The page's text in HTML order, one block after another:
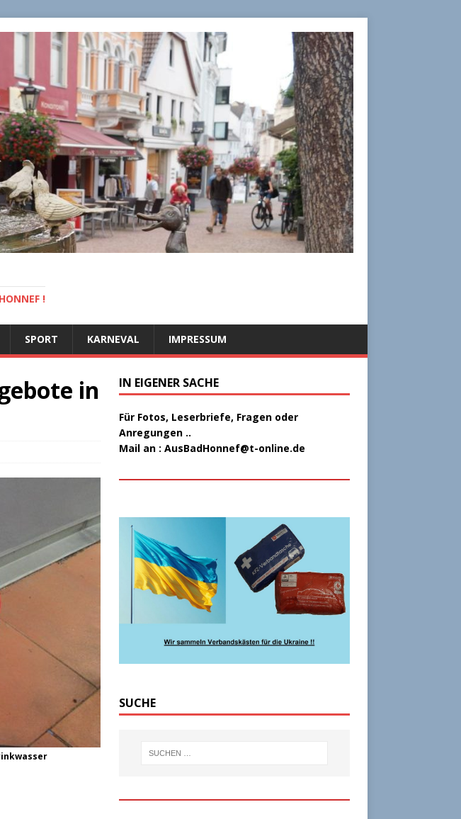
!
SPORT KARNEVAL IMPRESSUM
in
IN EIGENER SACHE
Für Fotos, Leserbriefe, Fragen oder
Anregungen ..
Mail an : AusBadHonnef@t-online.de
SUCHE